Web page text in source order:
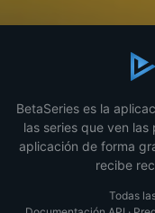
BetaSeries es la
las series que ven
aplicación de forma
recibe
Todas